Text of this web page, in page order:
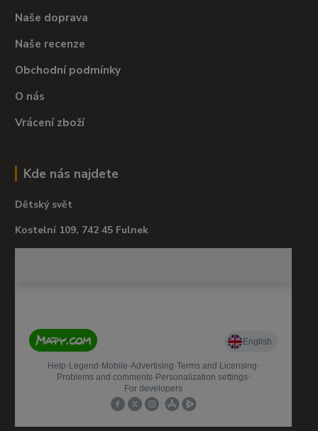
Naše doprava
Naše recenze
Obchodní podmínky
O nás
Vrácení zboží
Kde nás najdete
Dětský svět
Kostelní 109, 742 45 Fulnek